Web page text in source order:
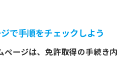
で手順をチェックしよう
ページは、免許取得の手続き内